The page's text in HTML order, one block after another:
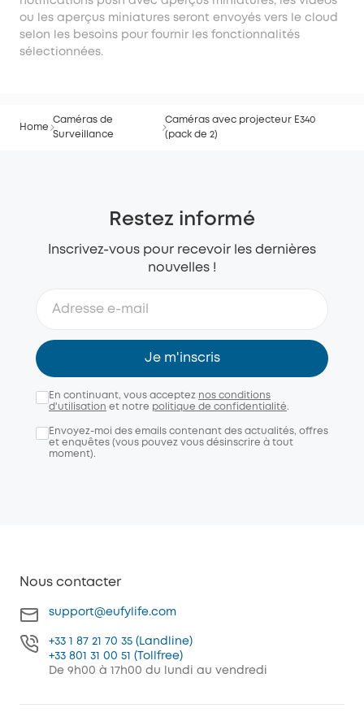
ou les aperçus miniatures seront envoyés vers le cloud
selon les besoins pour fournir les fonctionnalités
sélectionnées.
Home
Caméras de
Surveillance
Caméras avec projecteur E340
(pack de 2)
Restez informé
Inscrivez-vous pour recevoir les dernières
nouvelles !
Je m'inscris
En continuant, vous acceptez nos conditions
d'utilisation et notre politique de confidentialité.
Envoyez-moi des emails contenant des actualités, offres
et enquêtes (vous pouvez vous désinscrire à tout
moment).
Nous contacter
support@eufylife.com
+33 1 87 21 70 35 (Landline)
+33 801 31 00 51 (Tollfree)
De 9h00 à 17h00 du lundi au vendredi